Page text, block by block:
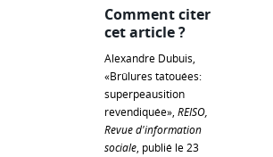
Comment citer
cet article ?
Alexandre Dubuis,
«Brûlures tatouées:
superpeausition
revendiquée», REISO,
Revue d'information
sociale, publié le 23